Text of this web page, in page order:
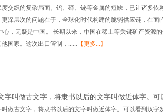
交织的复杂局面。钨、碲、铋等金属的短缺，已让诸多依
深层次的问题在于，全球化时代构建的脆弱供应链，在面
心，无疑是中国。 长期以来，中国在稀土等关键矿产资源
国家。这次出口管制，...... 【更多...】
字叫做古文字，将隶书以后的文字叫做近体字。可
做古文字，将隶书以后的文字叫做近体字。可以看到汉